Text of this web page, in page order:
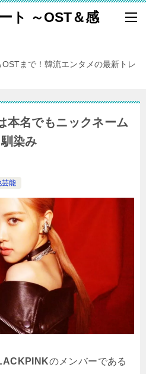
ト ～OST＆感
まで！韓流エンタメの最新トレ
本名でもニックネーム
染み
芸能
のメンバーである